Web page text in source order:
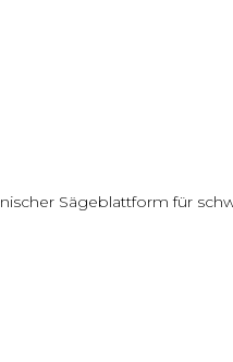
Sägeblattform für